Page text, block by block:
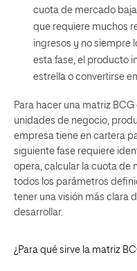
cuota de mercado
que requiere muchos
ingresos y no siempre
esta fase, el producto
estrella o convertirse
Para hacer una matriz
unidades de negocio,
empresa tiene en cartera
siguiente fase requiere
opera, calcular la cuota de
todos los parámetros
tener una visión más clara
desarrollar.
¿Para qué sirve la matriz